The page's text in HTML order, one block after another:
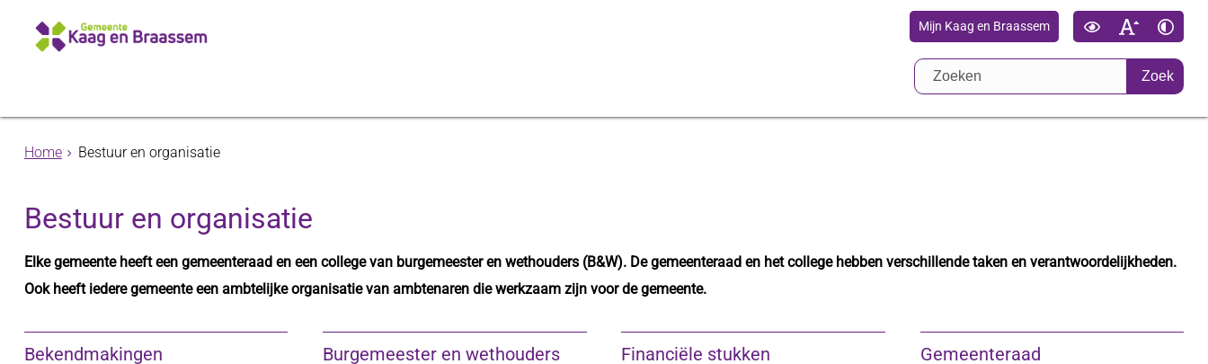
Mijn Kaag en Braassem
Zoek
Home Bestuur en organisatie
Bestuur en organisatie
Elke gemeente heeft een gemeenteraad en een college van burgemeester en wethouders (B&W). De gemeenteraad en het college hebben verschillende taken en verantwoordelijkheden.
Ook heeft iedere gemeente een ambtelijke organisatie van ambtenaren die werkzaam zijn voor de gemeente.
Bekendmakingen Burgemeester en wethouders Financiële stukken Gemeenteraad